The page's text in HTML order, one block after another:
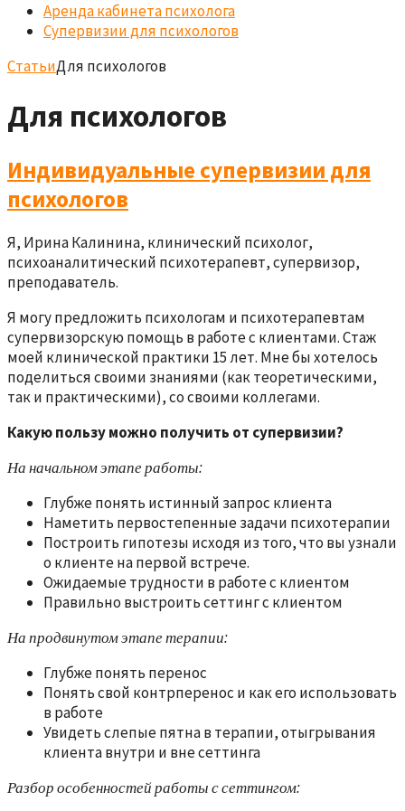
Аренда кабинета психолога
Супервизии для психологов
СтатьиДля психологов
Для психологов
Индивидуальные супервизии для
психологов
Я, Ирина Калинина, клинический психолог,
психоаналитический психотерапевт, супервизор,
преподаватель.
Я могу предложить психологам и психотерапевтам
супервизорскую помощь в работе с клиентами. Стаж
моей клинической практики 15 лет. Мне бы хотелось
поделиться своими знаниями (как теоретическими,
так и практическими), со своими коллегами.
Какую пользу можно получить от супервизии?
На начальном этапе работы:
Глубже понять истинный запрос клиента
Наметить первостепенные задачи психотерапии
Построить гипотезы исходя из того, что вы узнали
о клиенте на первой встрече.
Ожидаемые трудности в работе с клиентом
Правильно выстроить сеттинг с клиентом
На продвинутом этапе терапии:
Глубже понять перенос
Понять свой контрперенос и как его использовать
в работе
Увидеть слепые пятна в терапии, отыгрывания
клиента внутри и вне сеттинга
Разбор особенностей работы с сеттингом: